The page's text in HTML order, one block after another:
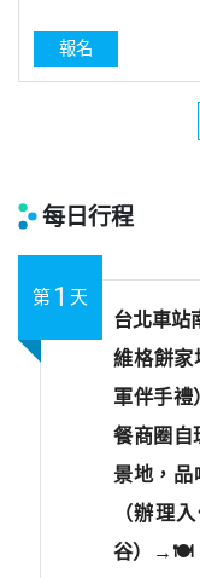
報名
每日行程
第 1 天
台北車站
維格餅家
軍伴手
餐商圈自
景地，
（辦理
谷）→🍽️